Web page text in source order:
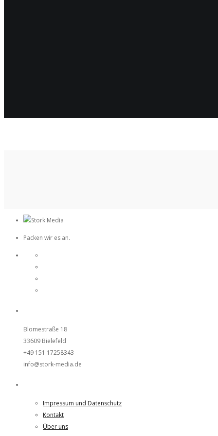
Packen wir es an.
Blomestraße 18
33609 Bielefeld
+49 151 17258343
info@stork-media.de
Impressum und Datenschutz
Kontakt
Über uns